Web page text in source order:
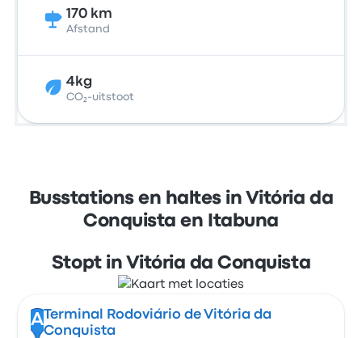
170 km
Afstand
4kg
CO₂-uitstoot
Busstations en haltes in Vitória da
Conquista en Itabuna
Stopt in Vitória da Conquista
A Terminal Rodoviário de Vitória da
Conquista